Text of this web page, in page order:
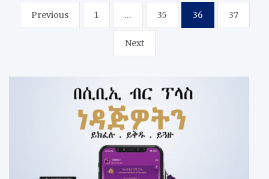
Posts
pagination
Previous 1 … 35 36 37
Next